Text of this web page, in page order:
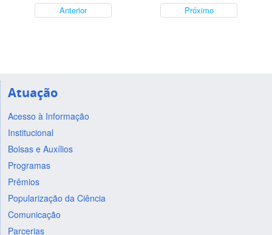
Anterior Próximo
Atuação
Acesso à Informação
Institucional
Bolsas e Auxílios
Programas
Prêmios
Popularização da Ciência
Comunicação
Parcerias